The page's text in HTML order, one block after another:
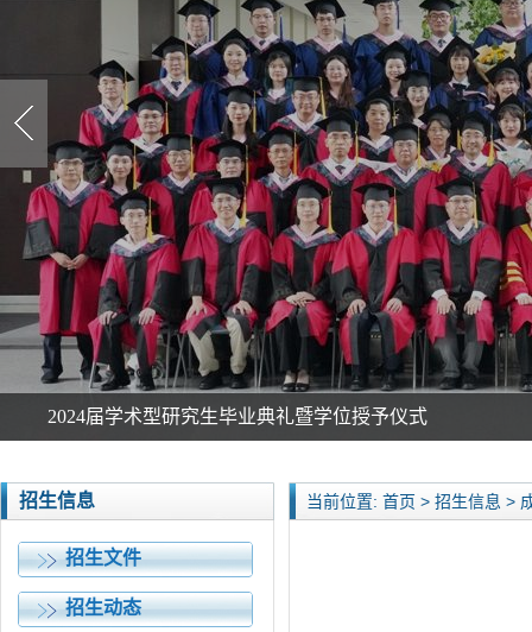
2024届学术型研究生毕业典礼暨学位授予仪式
招生信息
招生文件
招生动态
当前位置: 首页 > 招生信息 >